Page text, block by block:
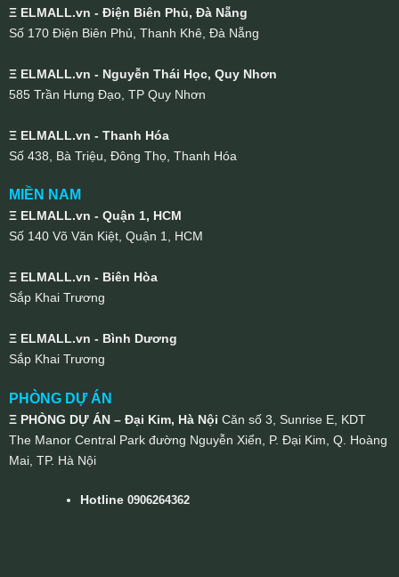
Ξ ELMALL.vn - Điện Biên Phủ, Đà Nẵng
Số 170 Điện Biên Phủ, Thanh Khê, Đà Nẵng
Ξ ELMALL.vn - Nguyễn Thái Học, Quy Nhơn
585 Trần Hưng Đạo, TP Quy Nhơn
Ξ ELMALL.vn - Thanh Hóa
Số 438, Bà Triệu, Đông Thọ, Thanh Hóa
MIỀN NAM
Ξ ELMALL.vn - Quận 1, HCM
Số 140 Võ Văn Kiệt, Quận 1, HCM
Ξ ELMALL.vn - Biên Hòa
Sắp Khai Trương
Ξ ELMALL.vn - Bình Dương
Sắp Khai Trương
PHÒNG DỰ ÁN
Ξ PHÒNG DỰ ÁN – Đại Kim, Hà Nội Căn số 3, Sunrise E, KDT
The Manor Central Park đường Nguyễn Xiển, P. Đại Kim, Q. Hoàng
Mai, TP. Hà Nội
Hotline0906264362